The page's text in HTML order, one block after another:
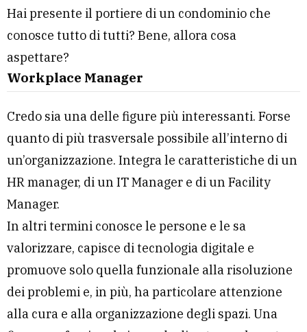
Hai presente il portiere di un condominio che
conosce tutto di tutti? Bene, allora cosa
aspettare?
Workplace Manager
Credo sia una delle figure più interessanti. Forse
quanto di più trasversale possibile all’interno di
un’organizzazione. Integra le caratteristiche di un
HR manager, di un IT Manager e di un Facility
Manager.
In altri termini conosce le persone e le sa
valorizzare, capisce di tecnologia digitale e
promuove solo quella funzionale alla risoluzione
dei problemi e, in più, ha particolare attenzione
alla cura e alla organizzazione degli spazi. Una